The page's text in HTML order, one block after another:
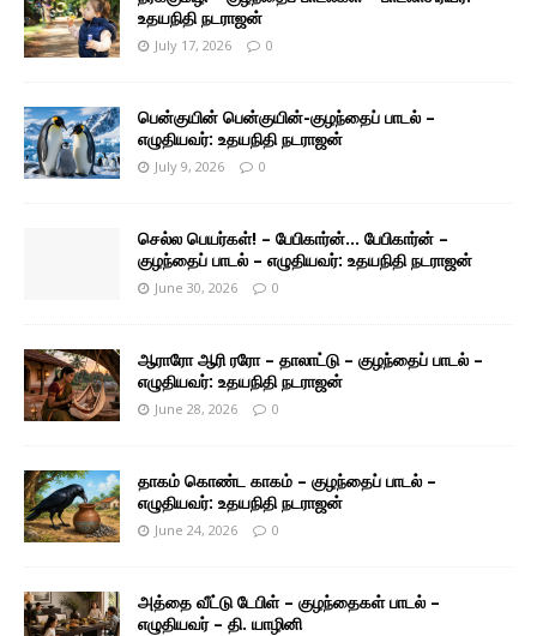
உதயநிதி நடராஜன்
July 17, 2026 0
பென்குயின் பென்குயின்-குழந்தைப் பாடல் –
எழுதியவர்: உதயநிதி நடராஜன்
July 9, 2026 0
செல்ல பெயர்கள்! – பேபிகார்ன்… பேபிகார்ன் –
குழந்தைப் பாடல் – எழுதியவர்: உதயநிதி நடராஜன்
June 30, 2026 0
ஆராரோ ஆரி ரரோ – தாலாட்டு – குழந்தைப் பாடல் –
எழுதியவர்: உதயநிதி நடராஜன்
June 28, 2026 0
தாகம் கொண்ட காகம் – குழந்தைப் பாடல் –
எழுதியவர்: உதயநிதி நடராஜன்
June 24, 2026 0
அத்தை வீட்டு டேபிள் – குழந்தைகள் பாடல் –
எழுதியவர் – தி. யாழினி